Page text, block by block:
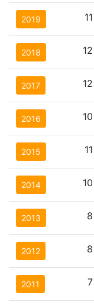
2019 11
2018 12
2017 12
2016 10
2015 11
2014 10
2013 8
2012 8
2011 7